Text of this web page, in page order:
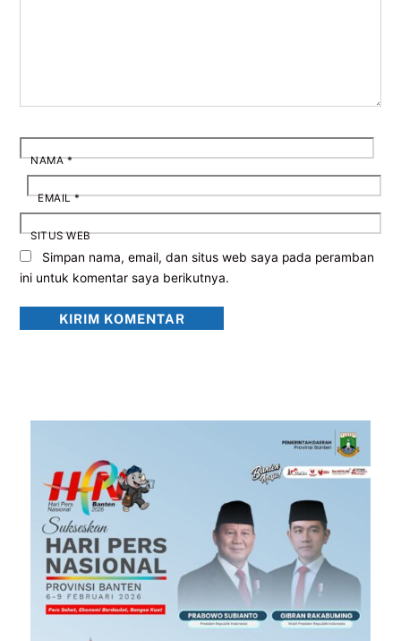
NAMA*
EMAIL*
SITUS WEB
Simpan nama, email, dan situs web saya pada peramban
ini untuk komentar saya berikutnya.